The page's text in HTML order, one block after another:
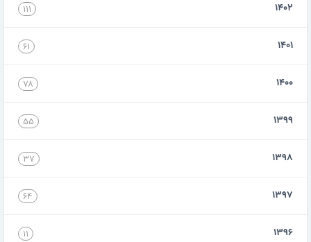
۱۴۰۲ ۱۱۱
۱۴۰۱ ۶۱
۱۴۰۰ ۷۸
۱۳۹۹ ۵۵
۱۳۹۸ ۳۷
۱۳۹۷ ۶۴
۱۳۹۶ ۱۱